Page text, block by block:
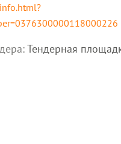
Тендерная